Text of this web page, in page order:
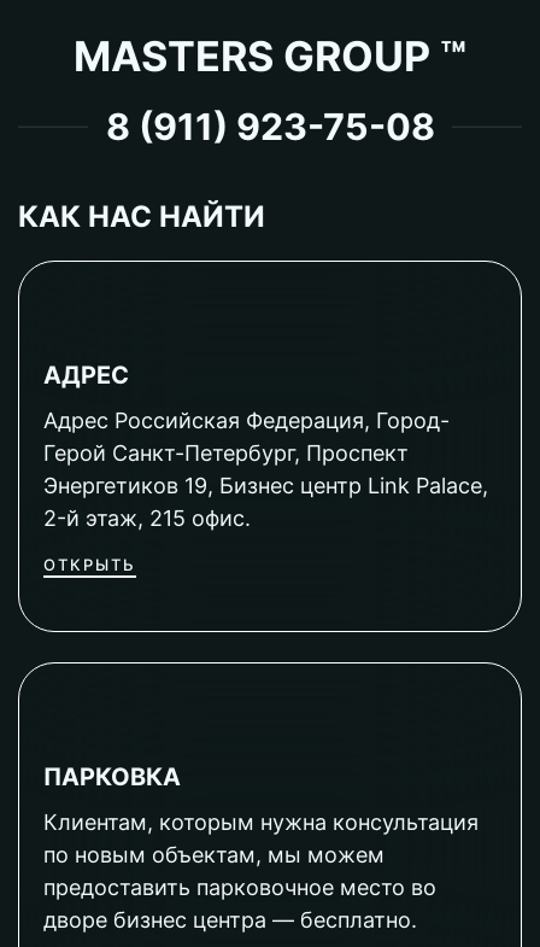
MASTERS GROUP ™
8 (911) 923-75-08
КАК НАС НАЙТИ
АДРЕС
Адрес Российская Федерация, Город-
Герой Санкт-Петербург, Проспект
Энергетиков 19, Бизнес центр Link Palace,
2-й этаж, 215 офис.
ОТКРЫТЬ
ПАРКОВКА
Клиентам, которым нужна консультация
по новым объектам, мы можем
предоставить парковочное место во
дворе бизнес центра — бесплатно.